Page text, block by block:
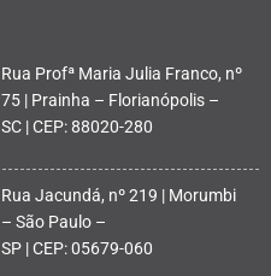
Rua Profª Maria Julia Franco, nº
75 | Prainha – Florianópolis –
SC | CEP: 88020-280
Rua Jacundá, nº 219 | Morumbi
– São Paulo –
SP | CEP: 05679-060